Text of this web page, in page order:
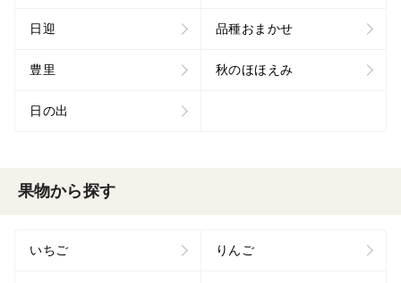
日迎 品種おまかせ
豊里 秋のほほえみ
日の出
果物から探す
いちご りんご